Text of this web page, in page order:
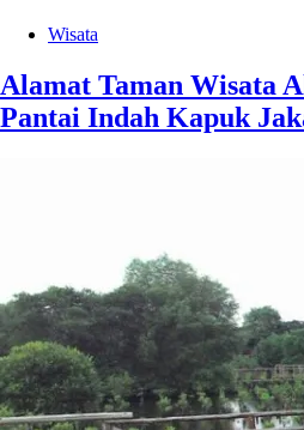
Wisata
Alamat Taman Wisata
Pantai Indah Kapuk